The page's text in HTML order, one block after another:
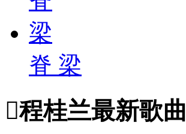
脊 梁
程桂兰最新歌曲